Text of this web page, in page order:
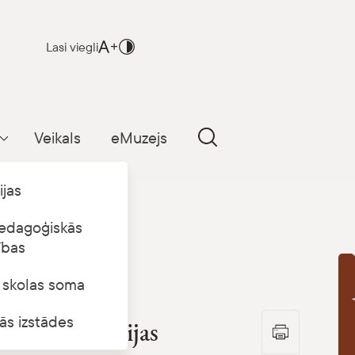
Lasi viegli
Parādīt apakšizvēlni
soma
izstādes
Veikals eMuzejs
kolekcijas